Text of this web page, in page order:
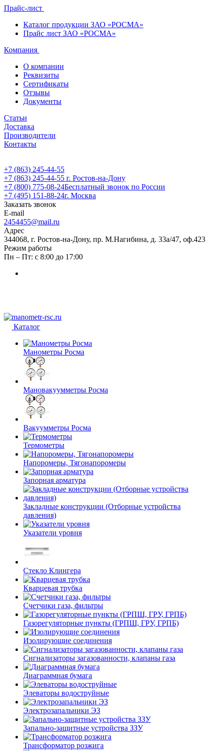
Прайс-лист
Каталог продукции ЗАО «РОСМА»
Прайс лист ЗАО «РОСМА»
Компания
О компании
Реквизиты
Сертификаты
Отзывы
Документы
Статьи
Доставка
Производители
Контакты
+7 (863) 245-44-55
+7 (863) 245-44-55 г. Ростов-на-Дону
+7 (800) 775-08-24Бесплатный звонок по России
+7 (495) 151-88-24г. Москва
Заказать звонок
E-mail
2454455@mail.ru
Адрес
344068, г. Ростов-на-Дону, пр. М.Нагибина, д. 33а/47, оф.423
Режим работы
Пн – Пт: с 8:00 до 17:00
Каталог
Манометры Росма
Мановакуумметры Росма
Вакуумметры Росма
Термометры
Напоромеры, Тягонапоромеры
Запорная арматура
Закладные конструкции (Отборные устройства
давления)
Указатели уровня
Стекло Клингера
Кварцевая трубка
Счетчики газа, фильтры
Газорегуляторные пункты (ГРПШ, ГРУ, ГРПБ)
Изолирующие соединения
Сигнализаторы загазованности, клапаны газа
Диаграммная бумага
Элеваторы водоструйные
Электрозапальники ЭЗ
Запально-защитные устройства ЗЗУ
Трансформатор розжига